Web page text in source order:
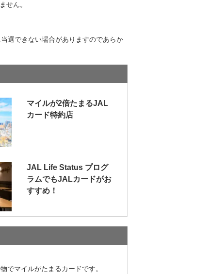
せん。
選できない場合がありますのであらか
マイルが2倍たまるJAL
カード特約店
JAL Life Status プログ
ラムでもJALカードがお
すすめ！
でマイルがたまるカードです。